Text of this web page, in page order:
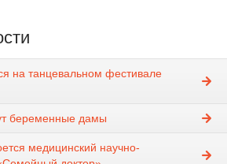
на танцевальном фестивале
беременные дамы
медицинский научно-